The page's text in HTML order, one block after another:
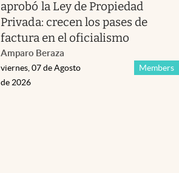
aprobó la Ley de Propiedad
Privada: crecen los pases de
factura en el oficialismo
Amparo Beraza
Members
viernes, 07 de Agosto
de 2026